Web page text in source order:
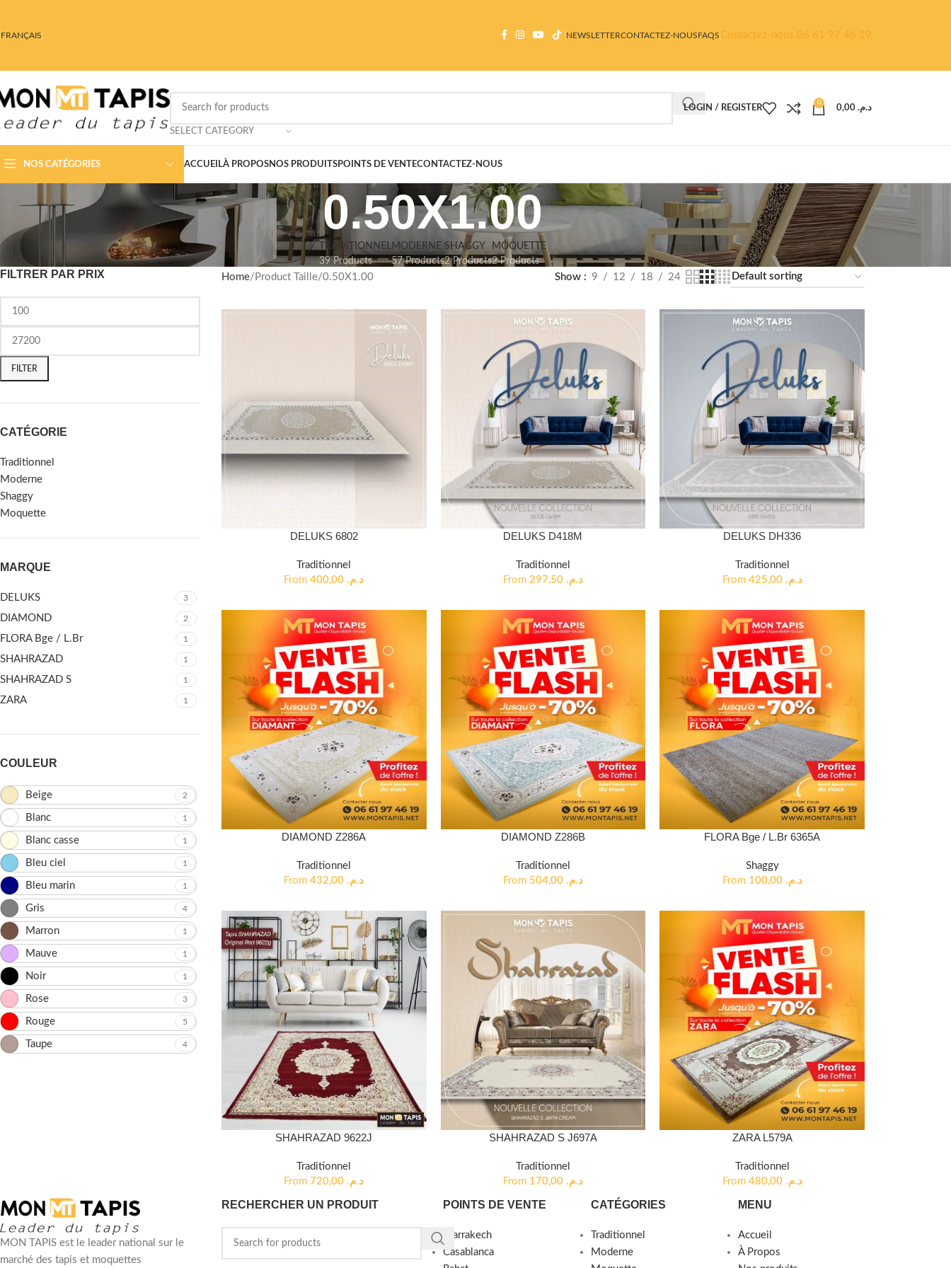
FRANÇAIS NEWSLETTERCONTACTEZ-NOUSFAQS Contactez-nous 06 61 97 46 19
SELECT CATEGORY
LOGIN / REGISTER
0
د.م.
NOS CATÉGORIES ACCUEILÀ PROPOSNOS PRODUITSPOINTS DE VENTECONTACTEZ-NOUS
0.50X1.00
TRADITIONNEL
39 Products
MODERNE
57 Products
SHAGGY
2 Products
MOQUETTE
2 Products
FILTRER PAR PRIX
FILTER
CATÉGORIE
Traditionnel
Moderne
Shaggy
Moquette
MARQUE
DELUKS 3
DIAMOND 2
FLORA Bge / L.Br 1
SHAHRAZAD 1
SHAHRAZAD S 1
ZARA 1
COULEUR
Beige 2
Blanc 1
Blanc casse 1
Bleu ciel 1
Bleu marin 1
Gris 4
Marron 1
Mauve 1
Noir 1
Rose 3
Rouge 5
Taupe 4
Home Product Taille 0.50X1.00 Show 9 12 18 24
DELUKS 6802
Traditionnel
From
د.م.400,00
DELUKS D418M
Traditionnel
From
د.م. 297,50
DELUKS DH336
Traditionnel
From
د.م. 425,00
DIAMOND Z286A
Traditionnel
From
د.م.432,00
DIAMOND Z286B
Traditionnel
From
د.م. 504,00
FLORA Bge / L.Br 6365A
Shaggy
From
د.م. 100,00
SHAHRAZAD 9622J
Traditionnel
From
د.م.720,00
SHAHRAZAD S J697A
Traditionnel
From
د.م. 170,00
ZARA L579A
Traditionnel
From
د.م. 480,00
MON TAPIS est le leader national sur le
marché des tapis et moquettes
RECHERCHER UN PRODUIT POINTS DE VENTE
Marrakech
Casablanca
CATÉGORIES
Traditionnel
Moderne
MENU
Accueil
À Propos